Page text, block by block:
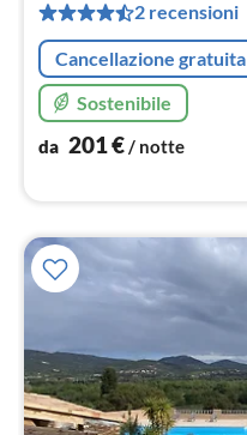
2 recensioni
Cancellazione gratuita
Sostenibile
da 201€/ notte